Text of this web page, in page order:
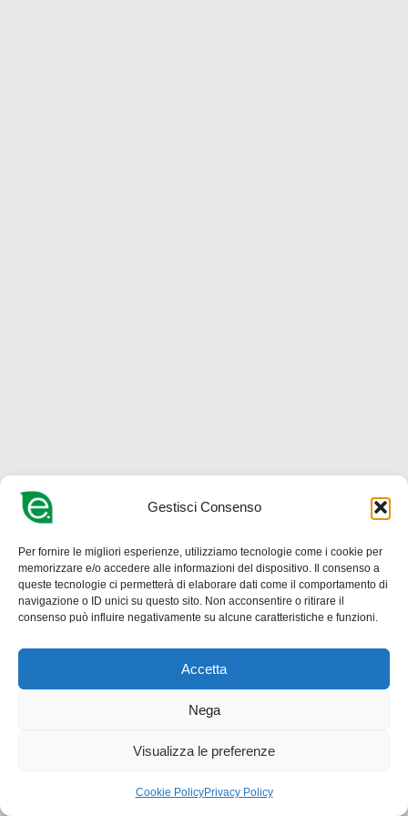
Gestisci Consenso
Per fornire le migliori esperienze, utilizziamo tecnologie come i cookie per
memorizzare e/o accedere alle informazioni del dispositivo. Il consenso a
queste tecnologie ci permetterà di elaborare dati come il comportamento di
navigazione o ID unici su questo sito. Non acconsentire o ritirare il
consenso può influire negativamente su alcune caratteristiche e funzioni.
Accetta
Nega
Visualizza le preferenze
Cookie PolicyPrivacy Policy